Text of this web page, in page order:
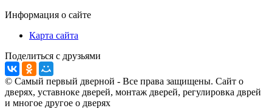
Информация о сайте
Карта сайта
Поделиться с друзьями
© Самый первый дверной - Все права защищены. Сайт о
дверях, уставноке дверей, монтаж дверей, регулировка дврей
и многое другое о дверях